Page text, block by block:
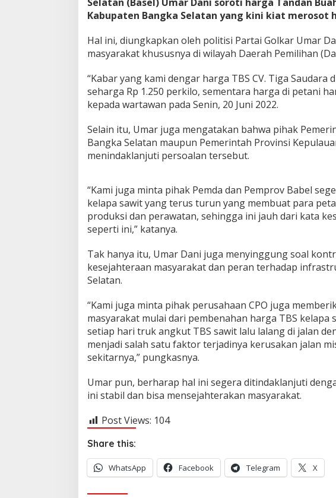
i
H
r
g
B
S
K
a
p
a
w
i
d
a
s
Kabupaten Bangka Selatan yang kini kiat merosot
Hal ini, diungkapkan oleh politisi Partai Golkar Umar
masyarakat khususnya di wilayah Daerah Pemilihan
“Kabar yang kami dengar harga TBS CV. Tiga Saudara
seharga Rp 1.250 perkilo, sementara harga di petani
kepada wartawan pada Senin, 20 Juni 2022.
Selain itu, Umar juga mengatakan bahwa pihak
Bangka Selatan maupun Pemerintah Provinsi
menindaklanjuti persoalan tersebut.
“Kami juga minta pihak Pemda dan Pemprov Babel
kelapa sawit yang terus turun yang membuat para
produksi dan perawatan, sehingga ini jauh dari kata
seperti ini,” katanya.
Tak hanya itu, Umar Dani juga menyinggung soal
kesejahteraan masyarakat dan peran terhadap
Selatan.
“Kami juga minta pihak perusahaan CPO juga
masyarakat mulai dari pembenahan harga TBS kelapa
setiap hari truk angkut TBS sawit lalu lalang di jalan
menjadi salah satu faktor terjadinya kerusakan jalan
sekitarnya,” pungkasnya.
Umar pun, berharap hal ini segera ditindaklanjuti
ini stabil dan bisa mensejahterakan masyarakat.
Post Views: 104
Share this:
WhatsApp Facebook Telegram X